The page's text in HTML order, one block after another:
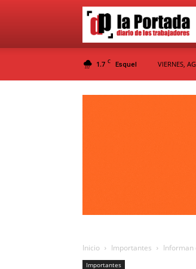
1.7 C Esquel VIERNES,
Inicio Importantes Informan
Importantes